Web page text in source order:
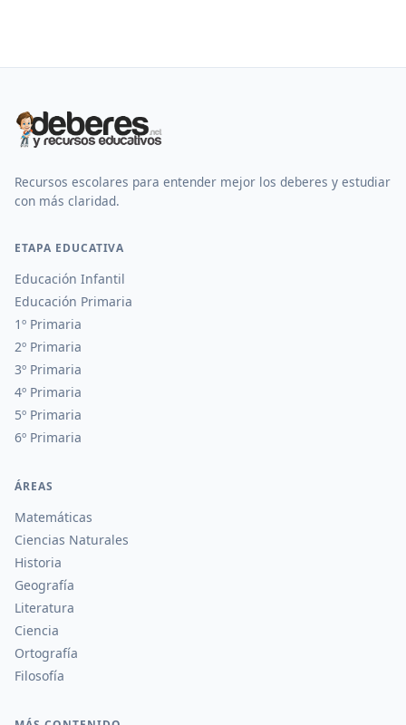
Recursos escolares para entender mejor los deberes y estudiar
con más claridad.
ETAPA EDUCATIVA
Educación Infantil
Educación Primaria
1º Primaria
2º Primaria
3º Primaria
4º Primaria
5º Primaria
6º Primaria
ÁREAS
Matemáticas
Ciencias Naturales
Historia
Geografía
Literatura
Ciencia
Ortografía
Filosofía